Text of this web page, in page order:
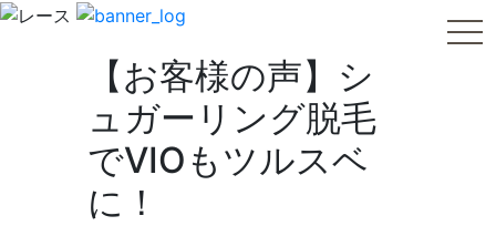
【お客様の声】シ
ュガーリング脱毛
でVIOもツルスベ
に！